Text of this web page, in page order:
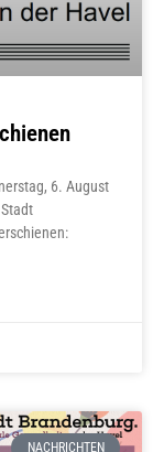
6. August
NACHRICHTEN